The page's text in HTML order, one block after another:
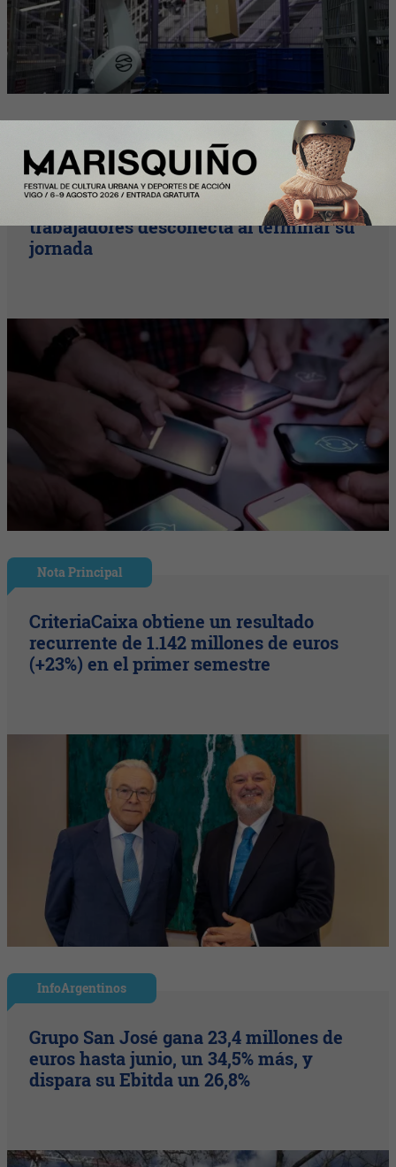
La desconexión digital sigue siendo
asignatura pendiente: el 46% de los
trabajadores desconecta al terminar su
jornada
Nota Principal
CriteriaCaixa obtiene un resultado
recurrente de 1.142 millones de euros
(+23%) en el primer semestre
InfoArgentinos
Grupo San José gana 23,4 millones de
euros hasta junio, un 34,5% más, y
dispara su Ebitda un 26,8%